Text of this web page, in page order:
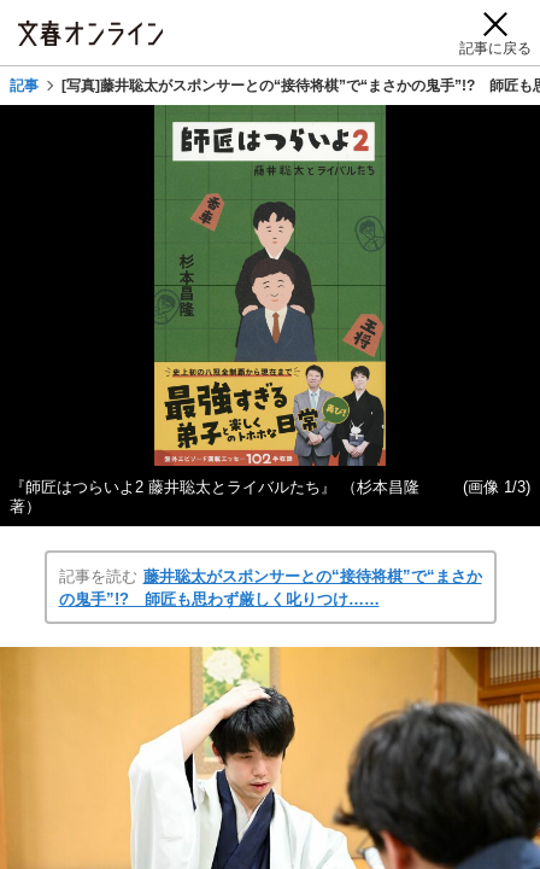
記事に戻る
記事 [写真]藤井聡太がスポンサーとの“接待将棋”で“まさかの鬼手”!? 師匠
『師匠はつらいよ2 藤井聡太とライバルたち』 （杉本昌隆
著）
(画像 1/3)
記事を読む 藤井聡太がスポンサーとの“接待将棋”で“まさか
の鬼手”!? 師匠も思わず厳しく叱りつけ……